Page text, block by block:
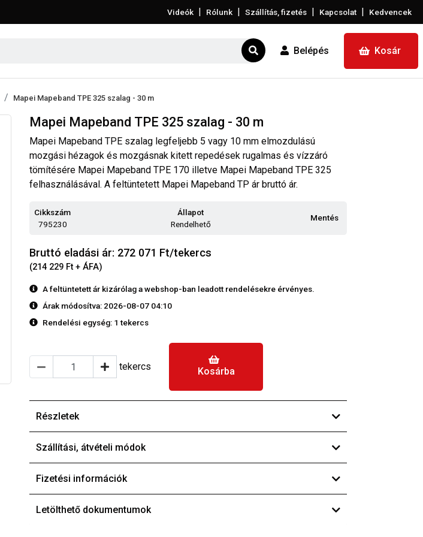
Videók | Rólunk | Szállítás, fizetés | Kapcsolat | Kedvencek
Belépés Kosár
Mapei Mapeband TPE 325 szalag - 30 m
Mapei Mapeband TPE 325 szalag - 30 m
Mapei Mapeband TPE szalag legfeljebb 5 vagy 10 mm elmozdulású
mozgási hézagok és mozgásnak kitett repedések rugalmas és vízzáró
tömítésére Mapei Mapeband TPE 170 illetve Mapei Mapeband TPE 325
felhasználásával. A feltüntetett Mapei Mapeband TP ár bruttó ár.
Cikkszám
795230
Állapot
Rendelhető
Mentés
Bruttó eladási ár: 272 071 Ft/tekercs
(214 229 Ft + ÁFA)
A feltüntetett ár kizárólag a webshop-ban leadott rendelésekre érvényes.
Árak módosítva: 2026-08-07 04:10
Rendelési egység: 1 tekercs
tekercs Kosárba
Részletek
Szállítási, átvételi módok
Fizetési információk
Letölthető dokumentumok